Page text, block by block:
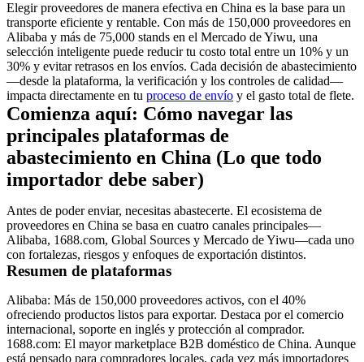
Elegir proveedores de manera efectiva en China es la base para un
transporte eficiente y rentable. Con más de 150,000 proveedores en
Alibaba y más de 75,000 stands en el Mercado de Yiwu, una
selección inteligente puede reducir tu costo total entre un 10% y un
30% y evitar retrasos en los envíos. Cada decisión de abastecimiento
—desde la plataforma, la verificación y los controles de calidad—
impacta directamente en tu proceso de envío y el gasto total de flete.
Comienza aquí: Cómo navegar las
principales plataformas de
abastecimiento en China (Lo que todo
importador debe saber)
Antes de poder enviar, necesitas abastecerte. El ecosistema de
proveedores en China se basa en cuatro canales principales—
Alibaba, 1688.com, Global Sources y Mercado de Yiwu—cada uno
con fortalezas, riesgos y enfoques de exportación distintos.
Resumen de plataformas
Alibaba: Más de 150,000 proveedores activos, con el 40%
ofreciendo productos listos para exportar. Destaca por el comercio
internacional, soporte en inglés y protección al comprador.
1688.com: El mayor marketplace B2B doméstico de China. Aunque
está pensado para compradores locales, cada vez más importadores